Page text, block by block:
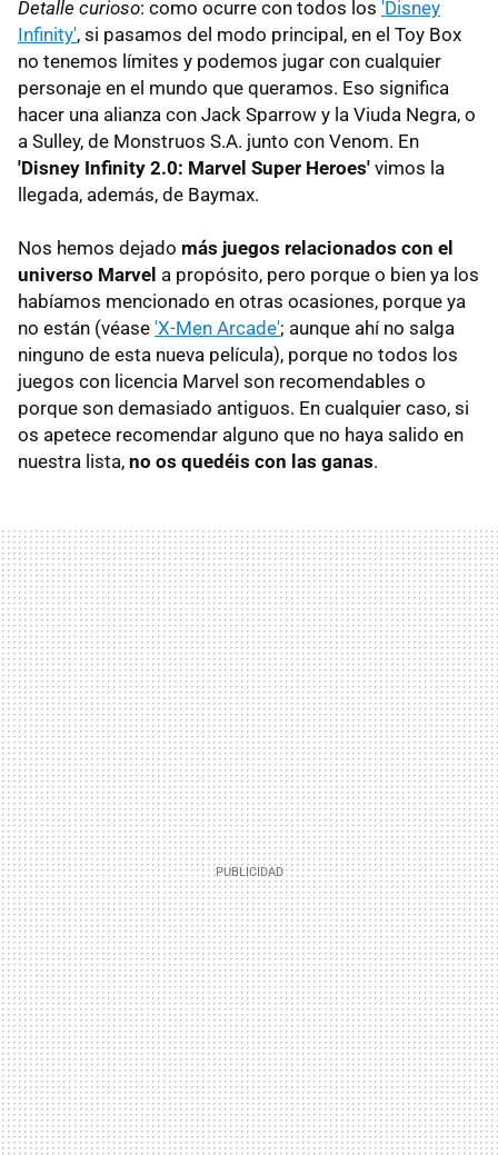
Detalle curioso: como ocurre con todos los 'Disney
Infinity', si pasamos del modo principal, en el Toy Box
no tenemos límites y podemos jugar con cualquier
personaje en el mundo que queramos. Eso significa
hacer una alianza con Jack Sparrow y la Viuda Negra, o
a Sulley, de Monstruos S.A. junto con Venom. En
'Disney Infinity 2.0: Marvel Super Heroes' vimos la
llegada, además, de Baymax.
Nos hemos dejado más juegos relacionados con el
universo Marvel a propósito, pero porque o bien ya los
habíamos mencionado en otras ocasiones, porque ya
no están (véase 'X-Men Arcade'; aunque ahí no salga
ninguno de esta nueva película), porque no todos los
juegos con licencia Marvel son recomendables o
porque son demasiado antiguos. En cualquier caso, si
os apetece recomendar alguno que no haya salido en
nuestra lista, no os quedéis con las ganas.